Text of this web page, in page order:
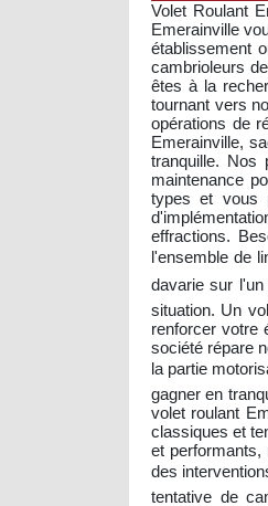
Volet Roulant
Emerainville
établissement
cambrioleurs
êtes à la
tournant vers
opérations de
Emerainville,
tranquille. Nos
maintenance
types et vous
effractions.
l'ensemble de
davarie sur
situation. Un
renforcer votre
société répare
la partie
gagner en
volet roulant
classiques et
et performants,
des
tentative de